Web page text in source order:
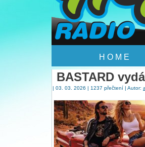
H O M E
BASTARD
| 03. 03. 2026 | 1237 přečtení | Autor: